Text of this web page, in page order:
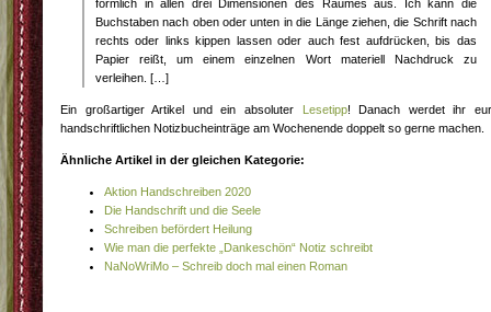
förmlich in allen drei Dimensionen des Raumes aus. Ich kann die
Buchstaben nach oben oder unten in die Länge ziehen, die Schrift nach
rechts oder links kippen lassen oder auch fest aufdrücken, bis das
Papier reißt, um einem einzelnen Wort materiell Nachdruck zu
verleihen. […]
Ein großartiger Artikel und ein absoluter Lesetipp! Danach werdet ihr
handschriftlichen Notizbucheinträge am Wochenende doppelt so gerne machen.
Ähnliche Artikel in der gleichen Kategorie:
Aktion Handschreiben 2020
Die Handschrift und die Seele
Schreiben befördert Heilung
Wie man die perfekte „Dankeschön“ Notiz schreibt
NaNoWriMo – Schreib doch mal einen Roman